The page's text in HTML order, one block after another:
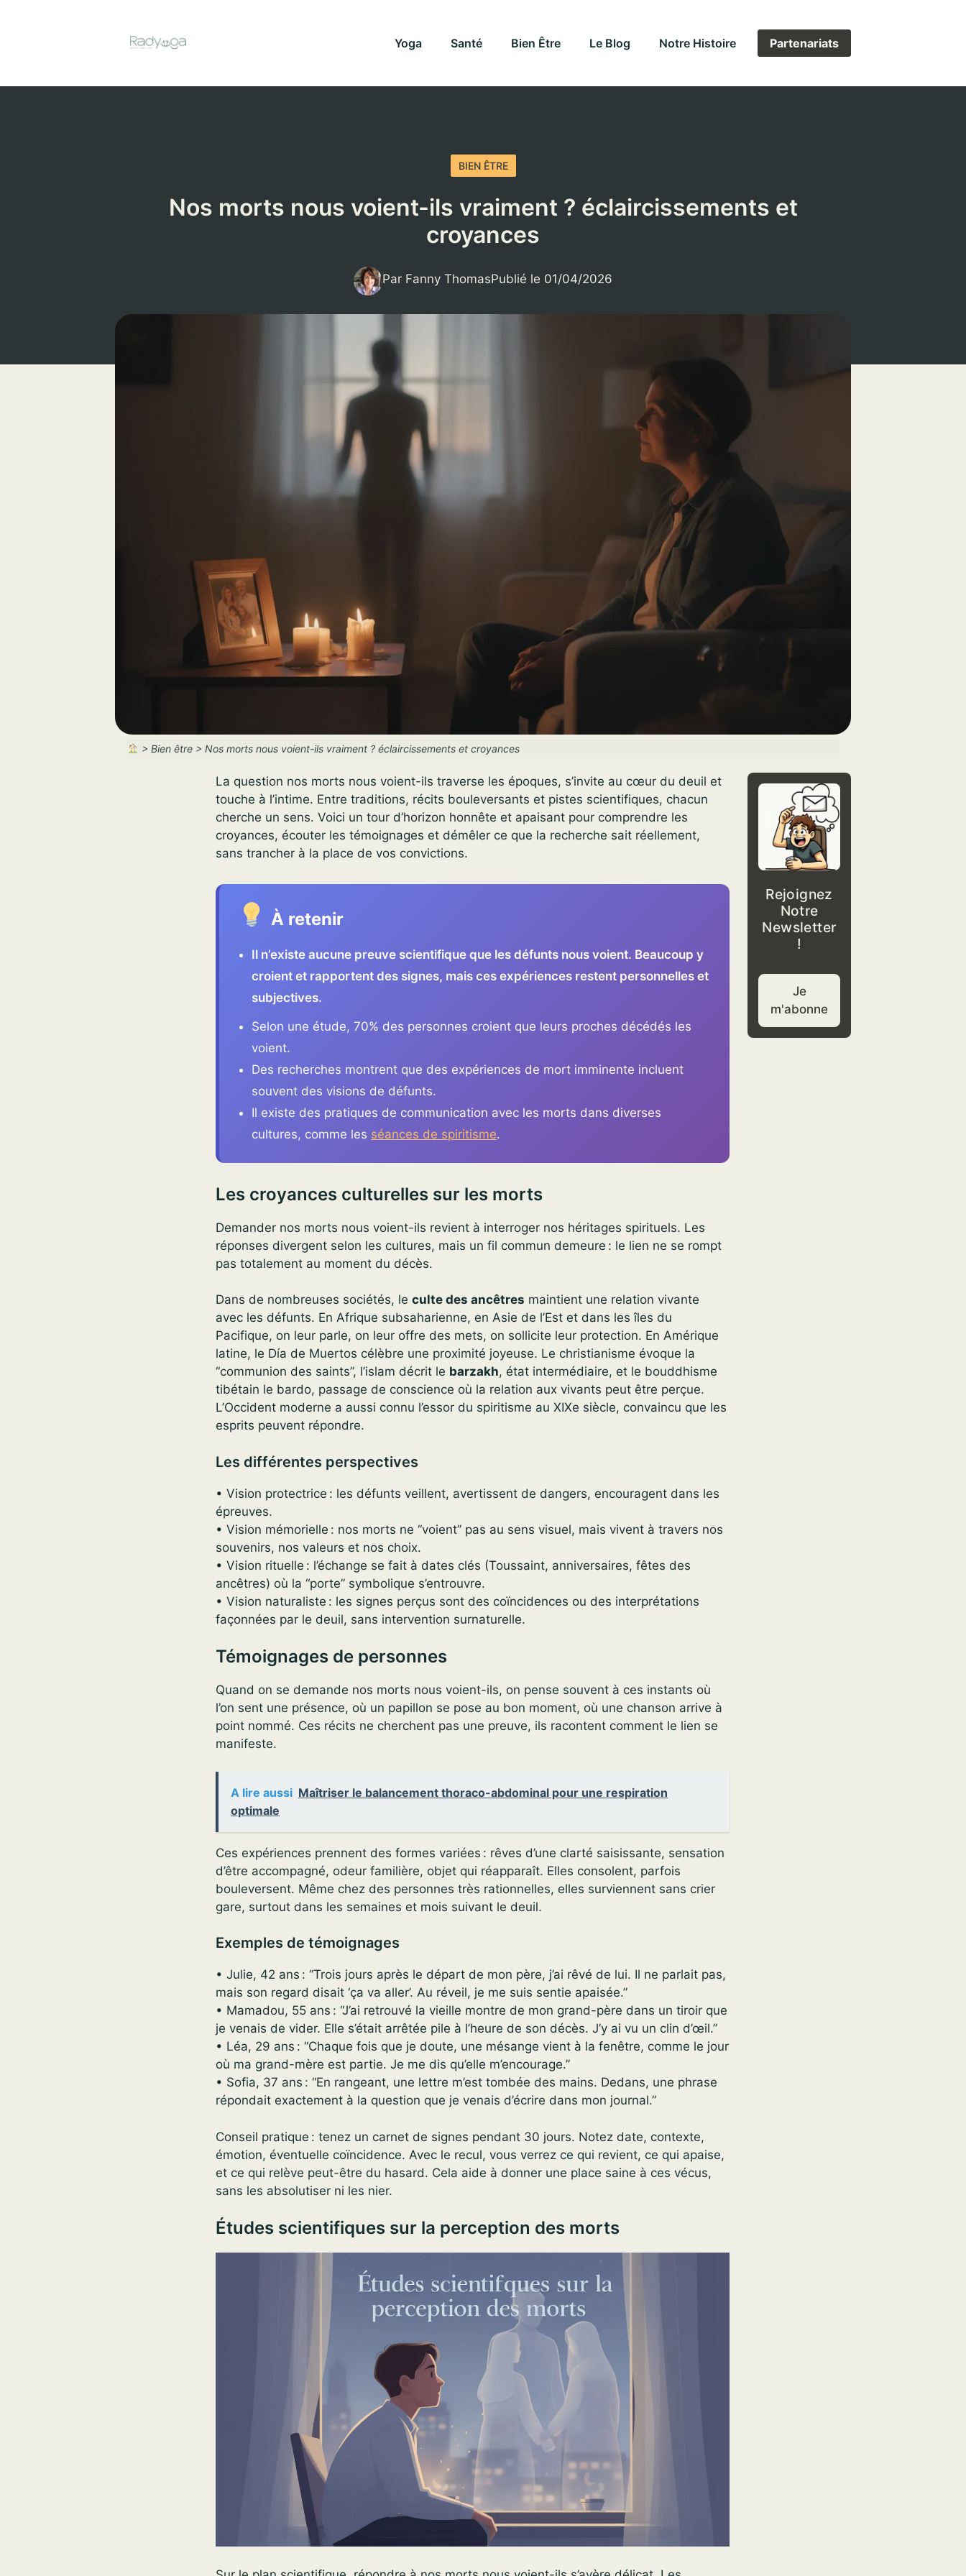
Yoga Santé Bien Être Le Blog Notre Histoire Partenariats
BIEN ÊTRE
Nos morts nous voient-ils vraiment ? éclaircissements et
croyances
Par Fanny ThomasPublié le 01/04/2026
> Bien être> Nos morts nous voient-ils vraiment ? éclaircissements et croyances
La question nos morts nous voient-ils traverse les époques, s’invite au cœur du deuil et
touche à l’intime. Entre traditions, récits bouleversants et pistes scientifiques, chacun
cherche un sens. Voici un tour d’horizon honnête et apaisant pour comprendre les
croyances, écouter les témoignages et démêler ce que la recherche sait réellement,
sans trancher à la place de vos convictions.
À retenir
Il n’existe aucune preuve scientifique que les défunts nous voient. Beaucoup y
croient et rapportent des signes, mais ces expériences restent personnelles et
subjectives.
Selon une étude, 70% des personnes croient que leurs proches décédés les
voient.
Des recherches montrent que des expériences de mort imminente incluent
souvent des visions de défunts.
Il existe des pratiques de communication avec les morts dans diverses
cultures, comme les séances de spiritisme.
Les croyances culturelles sur les morts
Demander nos morts nous voient-ils revient à interroger nos héritages spirituels. Les
réponses divergent selon les cultures, mais un fil commun demeure : le lien ne se rompt
pas totalement au moment du décès.
Dans de nombreuses sociétés, le culte des ancêtres maintient une relation vivante
avec les défunts. En Afrique subsaharienne, en Asie de l’Est et dans les îles du
Pacifique, on leur parle, on leur offre des mets, on sollicite leur protection. En Amérique
latine, le Día de Muertos célèbre une proximité joyeuse. Le christianisme évoque la
“communion des saints”, l’islam décrit le barzakh, état intermédiaire, et le bouddhisme
tibétain le bardo, passage de conscience où la relation aux vivants peut être perçue.
L’Occident moderne a aussi connu l’essor du spiritisme au XIXe siècle, convaincu que les
esprits peuvent répondre.
Les différentes perspectives
• Vision protectrice : les défunts veillent, avertissent de dangers, encouragent dans les
épreuves.
• Vision mémorielle : nos morts ne “voient” pas au sens visuel, mais vivent à travers nos
souvenirs, nos valeurs et nos choix.
• Vision rituelle : l’échange se fait à dates clés (Toussaint, anniversaires, fêtes des
ancêtres) où la “porte” symbolique s’entrouvre.
• Vision naturaliste : les signes perçus sont des coïncidences ou des interprétations
façonnées par le deuil, sans intervention surnaturelle.
Témoignages de personnes
Quand on se demande nos morts nous voient-ils, on pense souvent à ces instants où
l’on sent une présence, où un papillon se pose au bon moment, où une chanson arrive à
point nommé. Ces récits ne cherchent pas une preuve, ils racontent comment le lien se
manifeste.
A lire aussi Maîtriser le balancement thoraco-abdominal pour une respiration
optimale
Ces expériences prennent des formes variées : rêves d’une clarté saisissante, sensation
d’être accompagné, odeur familière, objet qui réapparaît. Elles consolent, parfois
bouleversent. Même chez des personnes très rationnelles, elles surviennent sans crier
gare, surtout dans les semaines et mois suivant le deuil.
Exemples de témoignages
• Julie, 42 ans : “Trois jours après le départ de mon père, j’ai rêvé de lui. Il ne parlait pas,
mais son regard disait ‘ça va aller’. Au réveil, je me suis sentie apaisée.”
• Mamadou, 55 ans : “J’ai retrouvé la vieille montre de mon grand-père dans un tiroir que
je venais de vider. Elle s’était arrêtée pile à l’heure de son décès. J’y ai vu un clin d’œil.”
• Léa, 29 ans : “Chaque fois que je doute, une mésange vient à la fenêtre, comme le jour
où ma grand-mère est partie. Je me dis qu’elle m’encourage.”
• Sofia, 37 ans : “En rangeant, une lettre m’est tombée des mains. Dedans, une phrase
répondait exactement à la question que je venais d’écrire dans mon journal.”
Conseil pratique : tenez un carnet de signes pendant 30 jours. Notez date, contexte,
émotion, éventuelle coïncidence. Avec le recul, vous verrez ce qui revient, ce qui apaise,
et ce qui relève peut-être du hasard. Cela aide à donner une place saine à ces vécus,
sans les absolutiser ni les nier.
Études scientifiques sur la perception des morts
Rejoignez
Notre
Newsletter
!
Je
m'abonne